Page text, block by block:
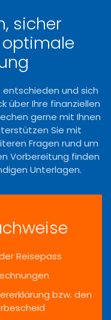
sicher
optimale
und sich
über Ihre finanziellen
gerne mit Ihnen
Sie mit
Fragen rund um
Vorbereitung finden
Unterlagen.
Reisepass
bzw. den